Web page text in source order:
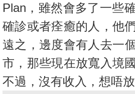
Plan，雖然會多了一些
確診或者痊癒的人，他
遠之，邊度會有人去一
市，那些現在放寬入境國
不過，沒有收入，想唔放